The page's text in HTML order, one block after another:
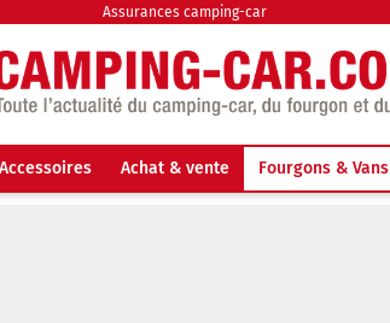
Assurances camping-car
Accessoires Achat & vente Fourgons & Vans